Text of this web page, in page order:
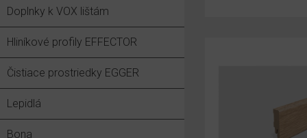
Doplnky k VOX lištám
Hliníkové profily EFFECTOR
Čistiace prostriedky EGGER
Lepidlá
Bona